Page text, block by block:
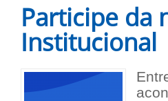
Participe da
Institucional